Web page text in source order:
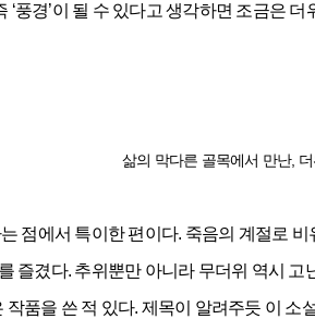
풍경’이 될 수 있다고 생각하면 조금은
삶의 막다른 골목에서 만난, 더
점에서 특이한 편이다. 죽음의 계절로
즐겼다. 추위뿐만 아니라 무더위 역시
품을 쓴 적 있다. 제목이 알려주듯 이